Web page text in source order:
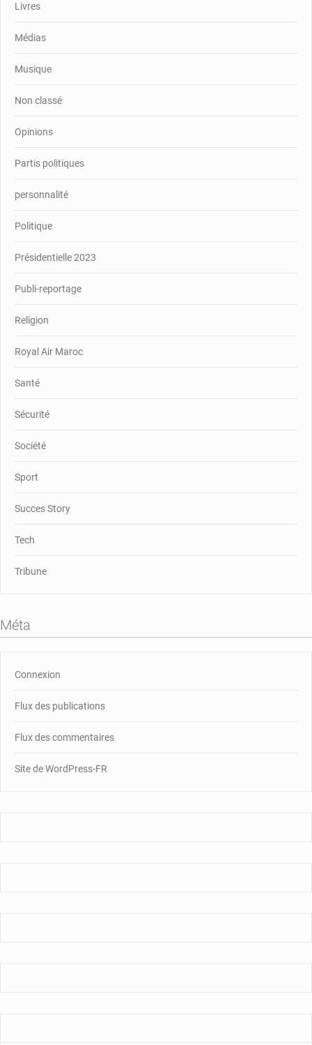
Livres
Médias
Musique
Non classé
Opinions
Partis politiques
personnalité
Politique
Présidentielle 2023
Publi-reportage
Religion
Royal Air Maroc
Santé
Sécurité
Société
Sport
Succes Story
Tech
Tribune
Méta
Connexion
Flux des publications
Flux des commentaires
Site de WordPress-FR